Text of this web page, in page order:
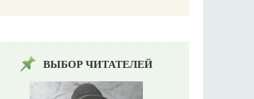
ВЫБОР ЧИТАТЕЛЕЙ